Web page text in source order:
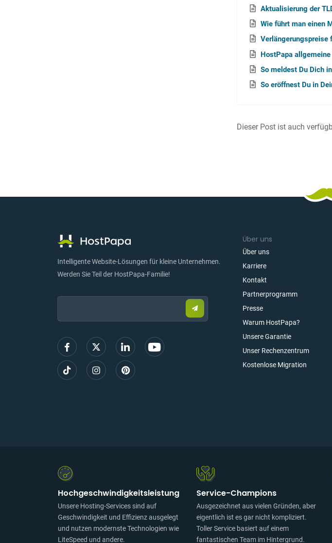
Aktualisierung der
Wie führt man einen
Verlängerungspreise
HostPapa
So meldest Du Dich
So eröffnest Du in
Dieser Post ist auch
Intelligente Website-Lösungen für kleine Unternehmen.
Werden Sie Teil der HostPapa-Familie!
Email:
Senden
Sie
E-
Über uns
Über uns
Karriere
Kontakt
Partnerprogramm
Presse
Warum HostPapa?
Unsere Garantie
Unser Rechenzentrum
Kostenlose Migration
Hochgeschwindigkeitsleistung
Unsere Hosting-Services sind auf
Geschwindigkeit und Effizienz ausgelegt
und nutzen modernste Technologien wie
LiteSpeed und andere.
Service-Champions
Ausgezeichnet aus vielen Gründen, aber
eigentlich ist es gar nicht kompliziert.
Toller Service basiert auf einem
fantastischen Team im Hintergrund.